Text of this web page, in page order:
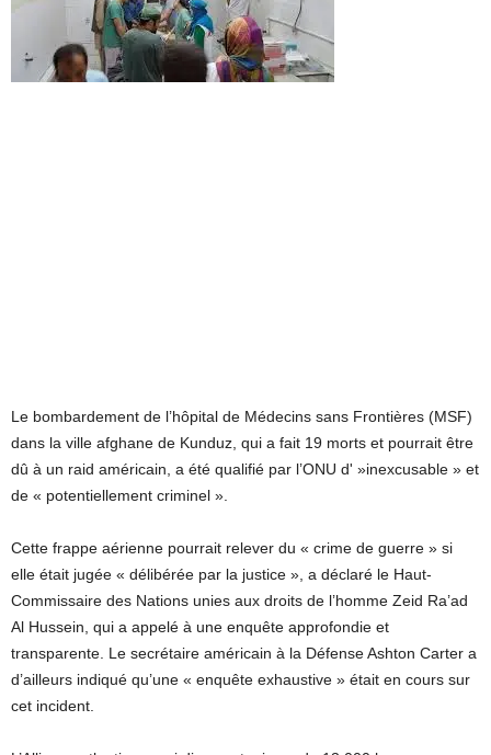
Le bombardement de l’hôpital de Médecins sans Frontières (MSF)
dans la ville afghane de Kunduz, qui a fait 19 morts et pourrait être
dû à un raid américain, a été qualifié par l’ONU d' »inexcusable » et
de « potentiellement criminel ».
Cette frappe aérienne pourrait relever du « crime de guerre » si
elle était jugée « délibérée par la justice », a déclaré le Haut-
Commissaire des Nations unies aux droits de l’homme Zeid Ra’ad
Al Hussein, qui a appelé à une enquête approfondie et
transparente. Le secrétaire américain à la Défense Ashton Carter a
d’ailleurs indiqué qu’une « enquête exhaustive » était en cours sur
cet incident.